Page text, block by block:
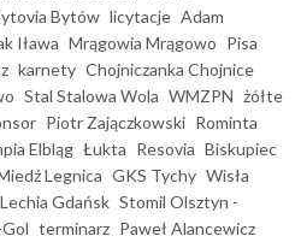
Bytów licytacje Adam
Iława Mrągowia Mrągowo Pisa
karnety Chojniczanka Chojnice
Stal Stalowa Wola WMZPN żółte
Piotr Zajączkowski Rominta
Elbląg Łukta Resovia Biskupiec
Legnica GKS Tychy Wisła
Lechia Gdańsk Stomil Olsztyn -
terminarz Paweł Alancewicz